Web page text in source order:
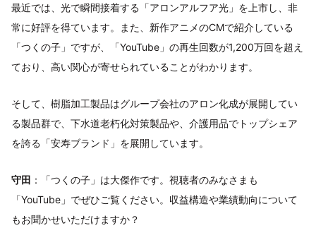
最近では、光で瞬間接着する「アロンアルフア光」を上市し、非
常に好評を得ています。また、新作アニメのCMで紹介している
「つくの子」ですが、「YouTube」の再生回数が1,200万回を超え
ており、高い関心が寄せられていることがわかります。
そして、樹脂加工製品はグループ会社のアロン化成が展開してい
る製品群で、下水道老朽化対策製品や、介護用品でトップシェア
を誇る「安寿ブランド」を展開しています。
守田 ：「つくの子」は大傑作です。視聴者のみなさまも
「YouTube」でぜひご覧ください。収益構造や業績動向について
もお聞かせいただけますか？